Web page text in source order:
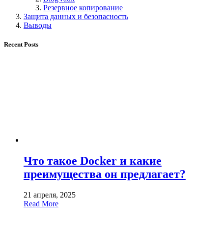
Резервное копирование
Защита данных и безопасность
Выводы
Recent Posts
Что такое Docker и какие
преимущества он предлагает?
21 апреля, 2025
Read More